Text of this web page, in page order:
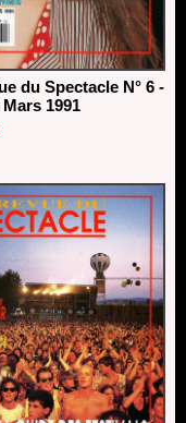
du Spectacle N° 6 -
1991